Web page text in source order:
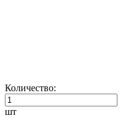
Количество:
шт